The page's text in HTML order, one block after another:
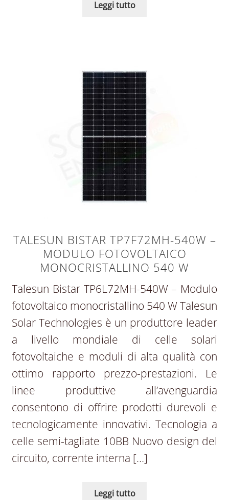
Leggi tutto
TALESUN BISTAR TP7F72MH-540W –
MODULO FOTOVOLTAICO
MONOCRISTALLINO 540 W
Talesun Bistar TP6L72MH-540W – Modulo
fotovoltaico monocristallino 540 W Talesun
Solar Technologies è un produttore leader
a livello mondiale di celle solari
fotovoltaiche e moduli di alta qualità con
ottimo rapporto prezzo-prestazioni. Le
linee produttive all’avenguardia
consentono di offrire prodotti durevoli e
tecnologicamente innovativi. Tecnologia a
celle semi-tagliate 10BB Nuovo design del
circuito, corrente interna […]
Leggi tutto